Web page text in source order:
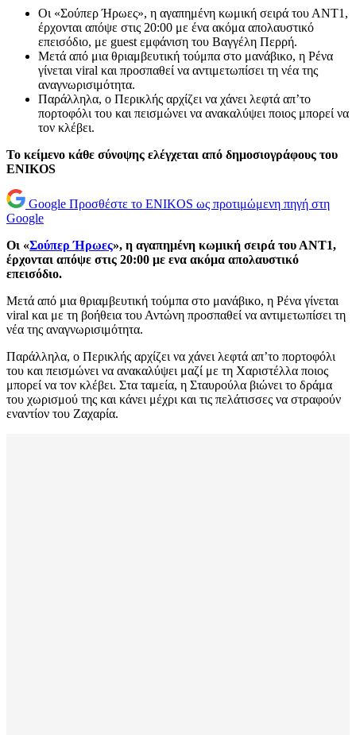
Οι «Σούπερ Ήρωες», η αγαπημένη κωμική σειρά του ΑΝΤ1,
έρχονται απόψε στις 20:00 με ένα ακόμα απολαυστικό
επεισόδιο, με guest εμφάνιση του Βαγγέλη Περρή.
Μετά από μια θριαμβευτική τούμπα στο μανάβικο, η Ρένα
γίνεται viral και προσπαθεί να αντιμετωπίσει τη νέα της
αναγνωρισιμότητα.
Παράλληλα, ο Περικλής αρχίζει να χάνει λεφτά απ’το
πορτοφόλι του και πεισμώνει να ανακαλύψει ποιος μπορεί να
τον κλέβει.
Το κείμενο κάθε σύνοψης ελέγχεται από δημοσιογράφους του
ENIKOS
Google Προσθέστε το ENIKOS ως προτιμώμενη πηγή στη
Google
Οι «Σούπερ Ήρωες», η αγαπημένη κωμική σειρά του ΑΝΤ1,
έρχονται απόψε στις 20:00 με ενα ακόμα απολαυστικό
επεισόδιο.
Μετά από μια θριαμβευτική τούμπα στο μανάβικο, η Ρένα γίνεται
viral και με τη βοήθεια του Αντώνη προσπαθεί να αντιμετωπίσει τη
νέα της αναγνωρισιμότητα.
Παράλληλα, ο Περικλής αρχίζει να χάνει λεφτά απ’το πορτοφόλι
του και πεισμώνει να ανακαλύψει μαζί με τη Χαριστέλλα ποιος
μπορεί να τον κλέβει. Στα ταμεία, η Σταυρούλα βιώνει το δράμα
του χωρισμού της και κάνει μέχρι και τις πελάτισσες να στραφούν
εναντίον του Ζαχαρία.